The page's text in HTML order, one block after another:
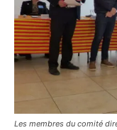
Les membres du comité